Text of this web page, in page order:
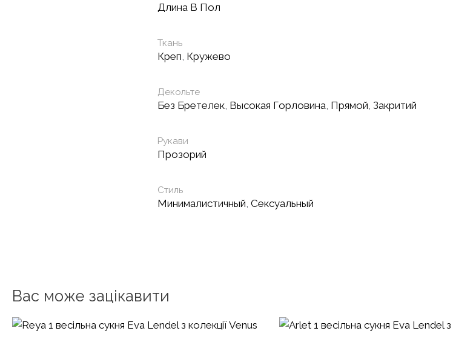
Длина В Пол
Ткань
Креп Кружево
Декольте
Без Бретелек Высокая Горловина Прямой Закритий
Рукави
Прозорий
Стиль
Минималистичный Сексуальный
Вас може зацікавити